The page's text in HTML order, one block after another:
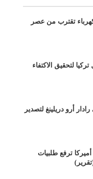
تقترب من عصر
لتحقيق الاكتفاء
أرو دريلينغ لتصدير
ترفع طلبيات